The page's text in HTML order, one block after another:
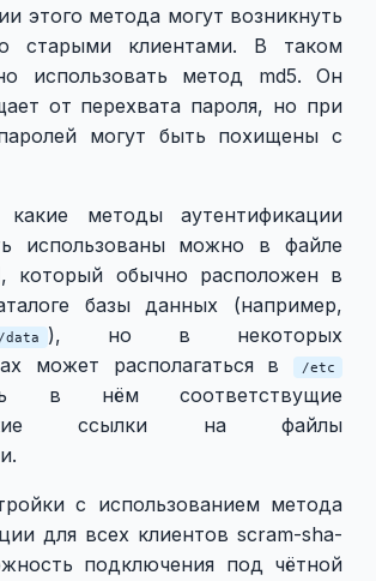
этого метода могут возникнуть
старыми клиентами. В таком
использовать метод md5. Он
от перехвата пароля, но при
могут быть похищены с
какие методы аутентификации
использованы можно в файле
который обычно расположен в
базы данных (например,
), но в некоторых
может располагаться в /etc
в нём соответствущие
ссылки на файлы
с использованием метода
для всех клиентов scram-sha-
подключения под чётной